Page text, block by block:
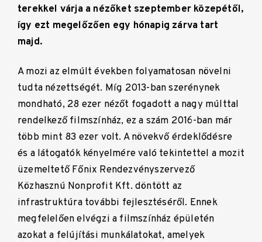
terekkel várja a nézőket szeptember közepétől,
így ezt megelőzően egy hónapig zárva tart
majd.
A mozi az elmúlt években folyamatosan növelni
tudta nézettségét. Míg 2013-ban szerénynek
mondható, 28 ezer nézőt fogadott a nagy múlttal
rendelkező filmszínház, ez a szám 2016-ban már
több mint 83 ezer volt. A növekvő érdeklődésre
és a látogatók kényelmére való tekintettel a mozit
üzemeltető Főnix Rendezvényszervező
Közhasznú Nonprofit Kft. döntött az
infrastruktúra további fejlesztéséről. Ennek
megfelelően elvégzi a filmszínház épületén
azokat a felújítási munkálatokat, amelyek